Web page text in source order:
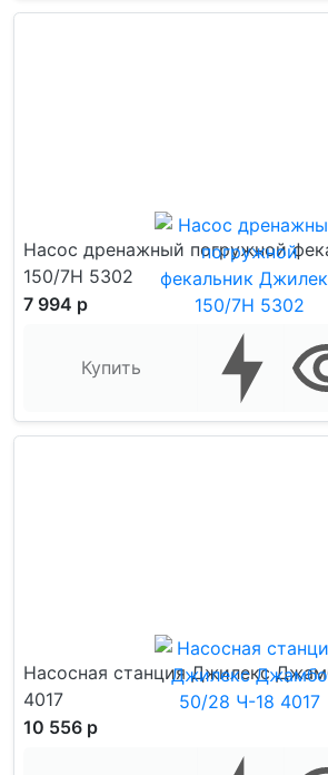
Насос дренажный погружной
150/7Н 5302
7 994 р
Купить
Насосная станция Джилекс
4017
10 556 р